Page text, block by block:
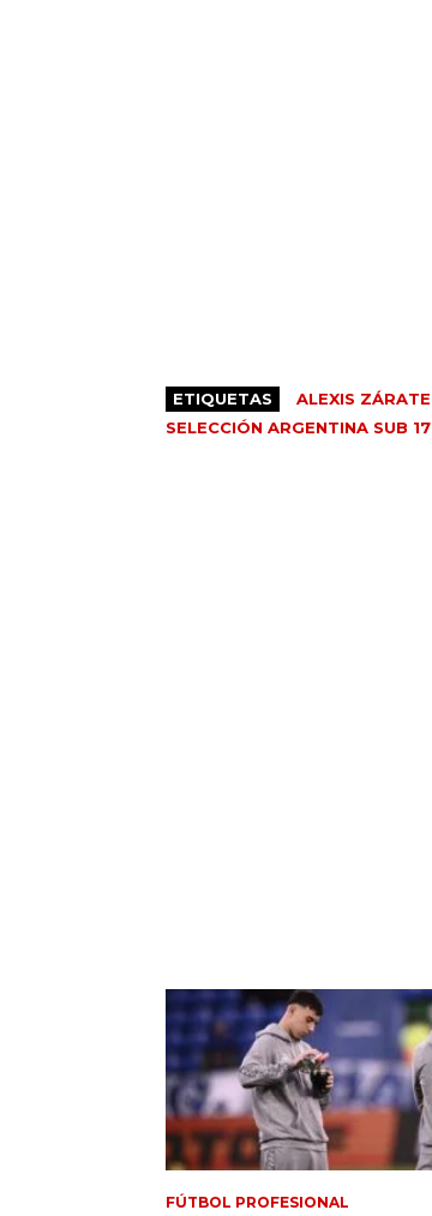
ETIQUETAS ALEXIS ZÁRATE
SELECCIÓN ARGENTINA SUB 17
FÚTBOL PROFESIONAL